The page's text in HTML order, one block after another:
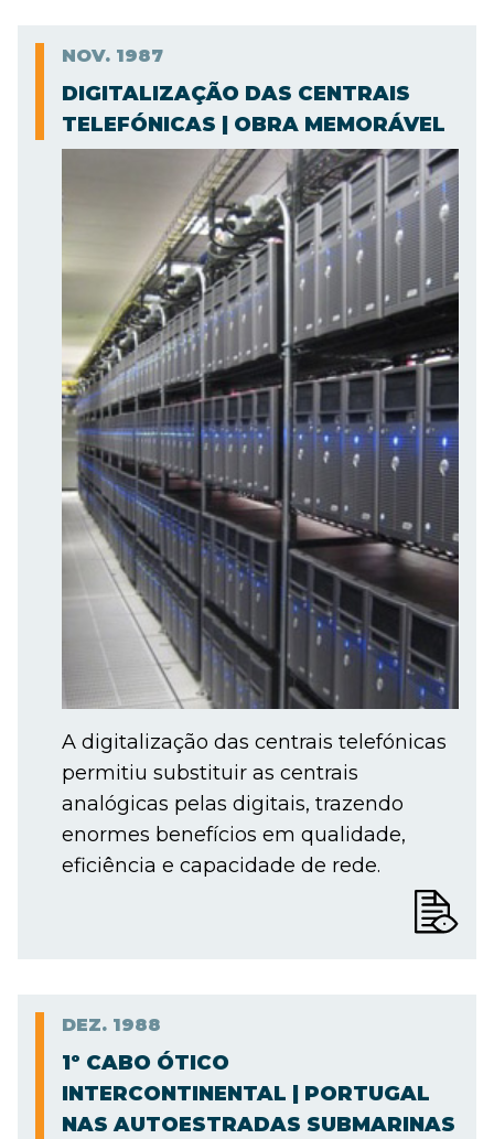
NOV. 1987
DIGITALIZAÇÃO DAS CENTRAIS
TELEFÓNICAS | OBRA MEMORÁVEL
A digitalização das centrais telefónicas
permitiu substituir as centrais
analógicas pelas digitais, trazendo
enormes benefícios em qualidade,
eficiência e capacidade de rede.
DEZ. 1988
1º CABO ÓTICO
INTERCONTINENTAL | PORTUGAL
NAS AUTOESTRADAS SUBMARINAS